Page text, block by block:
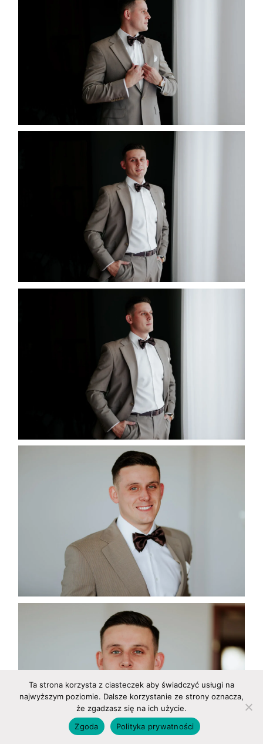
Ta strona korzysta z ciasteczek aby świadczyć usługi na
najwyższym poziomie. Dalsze korzystanie ze strony oznacza,
że zgadzasz się na ich użycie.
Zgoda
Polityka prywatności